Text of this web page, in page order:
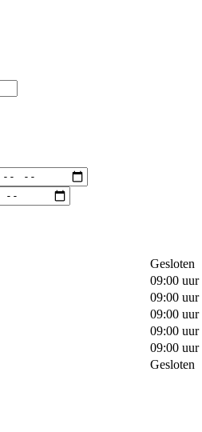
Gesloten
09:00
09:00
09:00
09:00
09:00
Gesloten